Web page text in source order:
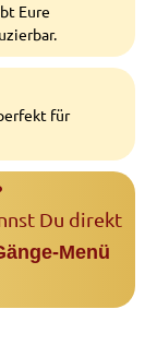
Eure
für
Du direkt
Menü